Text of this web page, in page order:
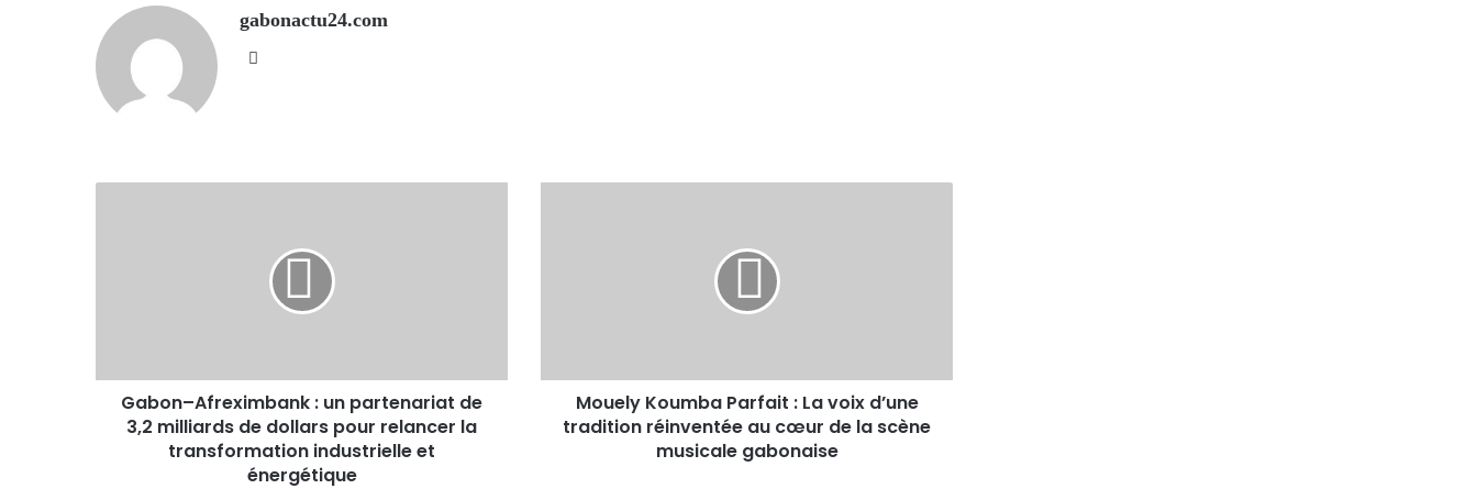
gabonactu24.com
Gabon–Afreximbank : un partenariat de
3,2 milliards de dollars pour relancer la
transformation industrielle et
énergétique
Mouely Koumba Parfait : La voix d’une
tradition réinventée au cœur de la scène
musicale gabonaise